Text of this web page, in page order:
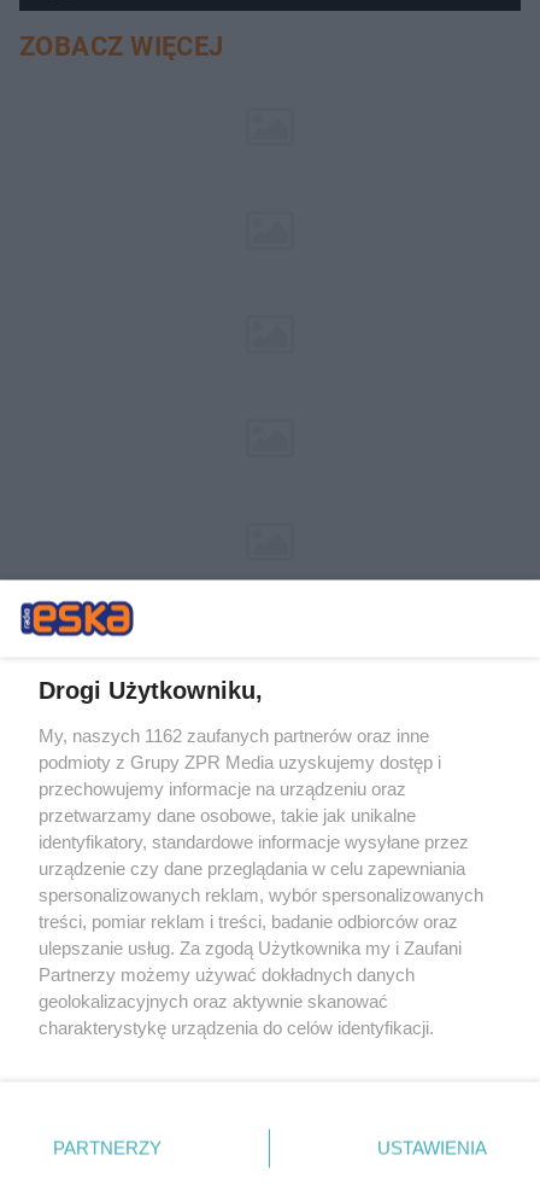
ZOBACZ WIĘCEJ
Żaden utwór zamieszczony w serwisie nie może być powielany i
rozpowszechniany lub dalej rozpowszechniany w jakikolwiek sposób (w
tym także elektroniczny lub mechaniczny) na jakimkolwiek polu
eksploatacji w jakiejkolwiek formie, włącznie z umieszczaniem w
Internecie bez pisemnej zgody właściciela praw. Jakiekolwiek użycie lub
wykorzystanie utworów w całości lub w części z naruszeniem prawa,
tzn. bez właściwej zgody, jest zabronione pod groźbą kary i może być
ścigane prawnie.
Drogi Użytkowniku,
My, naszych 1162 zaufanych partnerów oraz inne
podmioty z Grupy ZPR Media uzyskujemy dostęp i
przechowujemy informacje na urządzeniu oraz
przetwarzamy dane osobowe, takie jak unikalne
identyfikatory, standardowe informacje wysyłane przez
urządzenie czy dane przeglądania w celu zapewniania
spersonalizowanych reklam, wybór spersonalizowanych
treści, pomiar reklam i treści, badanie odbiorców oraz
ulepszanie usług. Za zgodą Użytkownika my i Zaufani
Partnerzy możemy używać dokładnych danych
geolokalizacyjnych oraz aktywnie skanować
charakterystykę urządzenia do celów identyfikacji.
zmienić/wycofać klikając przycisk ustawień prywatności
znajdujący się w lewym dolnym rogu strony
PARTNERZY USTAWIENIA